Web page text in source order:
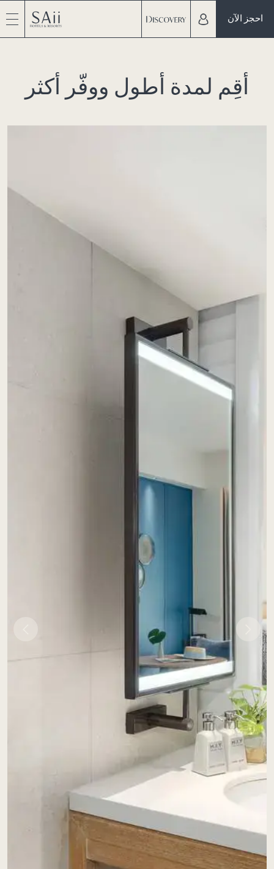
احجز الآن
أقِم لمدة أطول ووفّر أكثر